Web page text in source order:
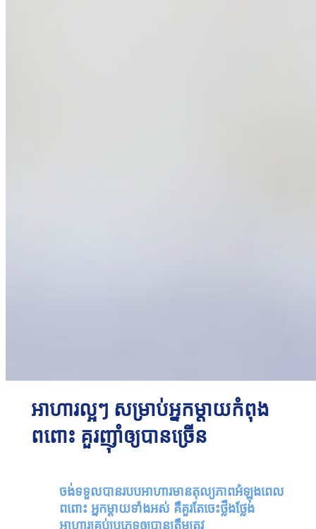
អាហារ​ល្អៗ​ ​​សម្រាប់​អ្នកម្តាយ​កំពុង​
ពពោះ គួរញ៉ាំ​ឲ្យ​បាន​ច្រើន
ចង់​ទទួល​បាន​របប​អាហារ​មាន​តុល្យភាព​អំឡុង​ពេល​
ពពោះ អ្នកម្តាយ​ទាំង​អស់ គឺ​គួរ​តែ​ចេះ​ថ្លឹង​ថ្លែង​
អាហារ​គ្រប់​ប្រភេទ​ឲ្យ​បាន​ត្រឹម​ត្រូវ